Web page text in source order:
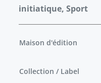
initiatique, Sport
Maison d'édition
Collection / Label